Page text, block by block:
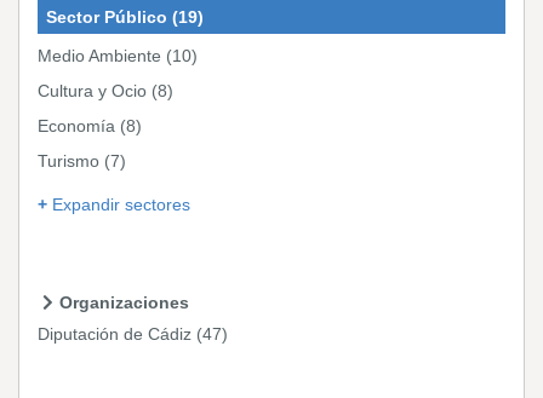
Sector Público (19)
Medio Ambiente (10)
Cultura y Ocio (8)
Economía (8)
Turismo (7)
Expandir sectores
Organizaciones
Diputación de Cádiz (47)